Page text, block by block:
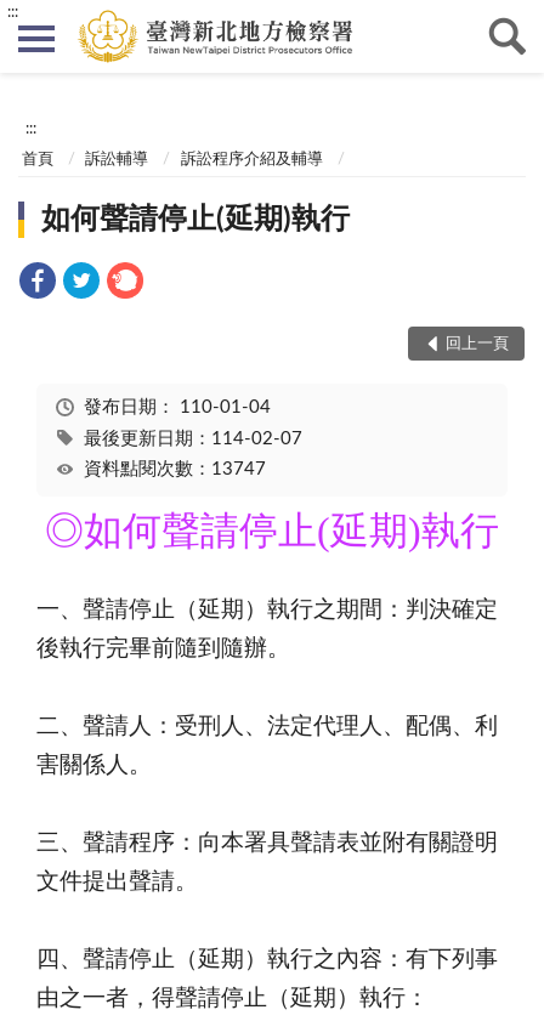
:::
:::
首頁 訴訟輔導 訴訟程序介紹及輔導
如何聲請停止(延期)執行
回上一頁
發布日期： 110-01-04
最後更新日期：114-02-07
資料點閱次數：13747
◎如何聲請停止(延期)執行
一、聲請停止（延期）執行之期間：判決確定
後執行完畢前隨到隨辦。
二、聲請人：受刑人、法定代理人、配偶、利
害關係人。
三、聲請程序：向本署具聲請表並附有關證明
文件提出聲請。
四、聲請停止（延期）執行之內容：有下列事
由之一者，得聲請停止（延期）執行：